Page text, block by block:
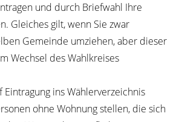
und durch Briefwahl Ihre
Gleiches gilt, wenn Sie zwar
Gemeinde umziehen, aber dieser
Wechsel des Wahlkreises
Eintragung ins Wählerverzeichnis
ohne Wohnung stellen, die sich